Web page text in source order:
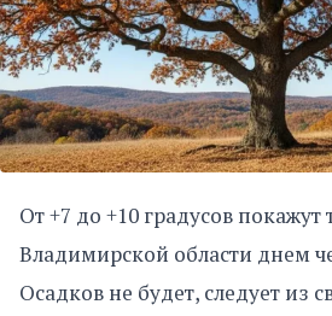
От +7 до +10 градусов
Владимирской области днем
Осадков не будет, следует из